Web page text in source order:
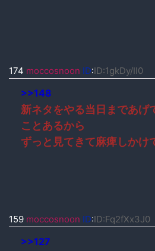
174 moccosnoon ID:ID:1gkDy/Il0
>>148
新ネタをやる当日まであげ
ことあるから
ずっと見てきて麻痺しかけ
159 moccosnoon ID:ID:Fq2fXx3J0
>>127